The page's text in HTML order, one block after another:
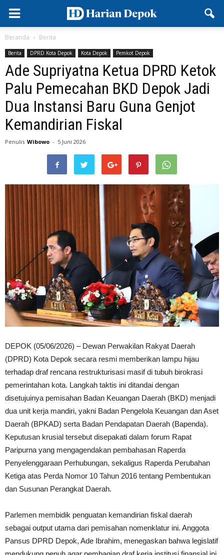
Beranda Berita
Berita DPRD Kota Depok Kota Depok Pemkot Depok
Ade Supriyatna Ketua DPRD Ketok
Palu Pemecahan BKD Depok Jadi
Dua Instansi Baru Guna Genjot
Kemandirian Fiskal
Penulis Wibowo - 5 Juni 2026
DEPOK (05/06/2026) – Dewan Perwakilan Rakyat Daerah
(DPRD) Kota Depok secara resmi memberikan lampu hijau
terhadap draf rencana restrukturisasi masif di tubuh birokrasi
pemerintahan kota. Langkah taktis ini ditandai dengan
disetujuinya pemisahan Badan Keuangan Daerah (BKD) menjadi
dua unit kerja mandiri, yakni Badan Pengelola Keuangan dan Aset
Daerah (BPKAD) serta Badan Pendapatan Daerah (Bapenda).
Keputusan krusial tersebut disepakati dalam forum Rapat
Paripurna yang mengagendakan pembahasan Raperda
Penyelenggaraan Perhubungan, sekaligus Raperda Perubahan
Ketiga atas Perda Nomor 10 Tahun 2016 tentang Pembentukan
dan Susunan Perangkat Daerah.
Parlemen membidik penguatan kemandirian fiskal daerah
sebagai output utama dari pemisahan nomenklatur ini. Anggota
Pansus DPRD Depok, Ade Ibrahim, menegaskan bahwa legislatif